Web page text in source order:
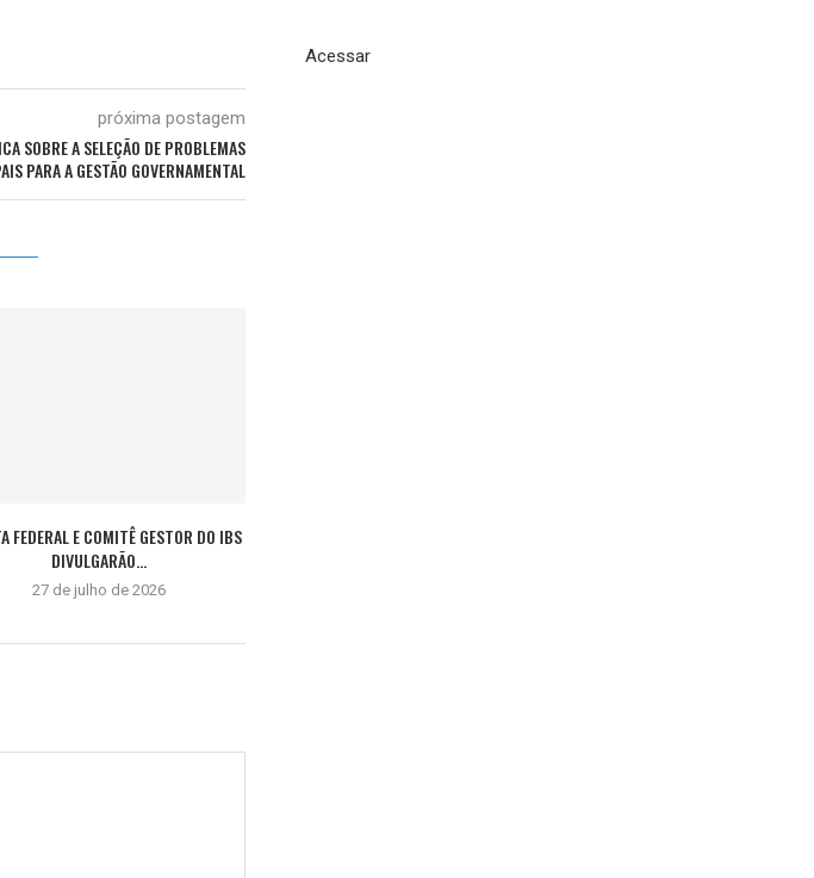
próxima postagem
SOBRE A SELEÇÃO DE PROBLEMAS
PARA A GESTÃO GOVERNAMENTAL
FEDERAL E COMITÊ GESTOR DO IBS
DIVULGARÃO...
27 de julho de 2026
Acessar